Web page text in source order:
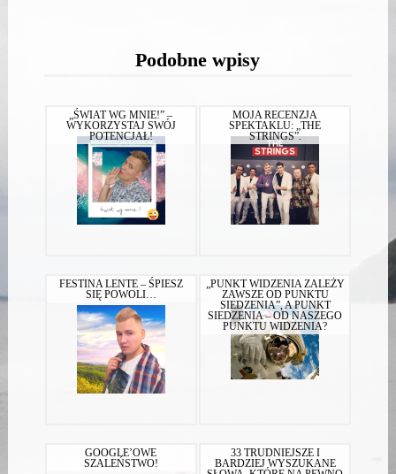
Podobne wpisy
„ŚWIAT WG MNIE!” –
WYKORZYSTAJ SWÓJ
POTENCJAŁ!
MOJA RECENZJA
SPEKTAKLU: „THE
STRINGS”.
FESTINA LENTE – ŚPIESZ
SIĘ POWOLI…
„PUNKT WIDZENIA ZALEŻY
ZAWSZE OD PUNKTU
SIEDZENIA”, A PUNKT
SIEDZENIA – OD NASZEGO
PUNKTU WIDZENIA?
GOOGLE’OWE
SZALEŃSTWO!
33 TRUDNIEJSZE I
BARDZIEJ WYSZUKANE